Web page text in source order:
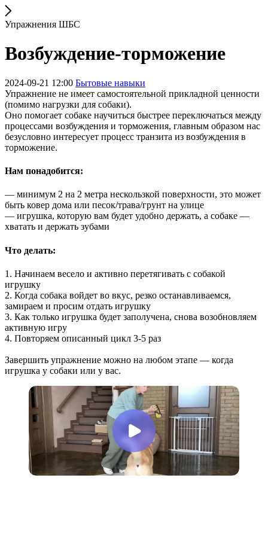
Упражнения ШБС
Возбуждение-торможение
2024-09-21 12:00 Бытовые навыки
Упражнение не имеет самостоятельной прикладной ценности
(помимо нагрузки для собаки).
Оно помогает собаке научиться быстрее переключаться между
процессами возбуждения и торможения, главным образом нас
безусловно интересует процесс транзита из возбуждения в
торможение.
Нам понадобится:
— минимум 2 на 2 метра нескользкой поверхности, это может
быть ковер дома или песок/трава/грунт на улице
— игрушка, которую вам будет удобно держать, а собаке —
хватать и держать зубами
Что делать:
1. Начинаем весело и активно перетягивать с собакой
игрушку
2. Когда собака войдет во вкус, резко останавливаемся,
замираем и просим отдать игрушку
3. Как только игрушка будет заполучена, снова возобновляем
активную игру
4. Повторяем описанный цикл 3-5 раз
Завершить упражнение можно на любом этапе — когда
игрушка у собаки или у вас.